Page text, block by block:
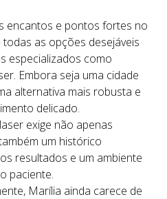
encantos e pontos fortes no
as opções desejáveis
especializados como
Embora seja uma cidade
alternativa mais robusta e
delicado.
exige não apenas
um histórico
resultados e um ambiente
paciente.
Marília ainda carece de